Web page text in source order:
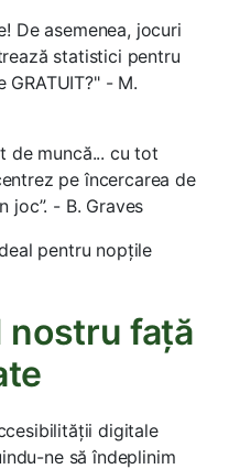
De asemenea, jocuri
statistici pentru
- M.
de muncă... cu tot
pe încercarea de
joc”. - B. Graves
pentru nopțile
nostru față
digitale
ne să îndeplinim